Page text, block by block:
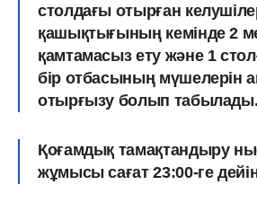
столдағы отырған
қашықтығының кемінде 2
қамтамасыз ету және 1
бір отбасының мүшелерін
отырғызу болып табылады.
Қоғамдық тамақтандыру
жұмысы сағат 23:00-ге дейін